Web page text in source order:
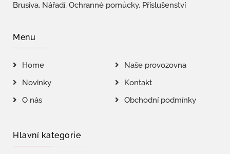
Brusiva, Nářadí, Ochranné pomůcky, Příslušenství
Menu
Home
Naše provozovna
Novinky
Kontakt
O nás
Obchodní podmínky
Hlavní kategorie